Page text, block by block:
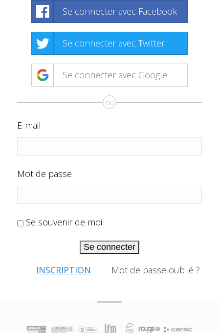
Se connecter avec Facebook
Se connecter avec Twitter
Se connecter avec Google
ou
E-mail
Mot de passe
Se souvenir de moi
Se connecter
INSCRIPTION Mot de passe oublié ?